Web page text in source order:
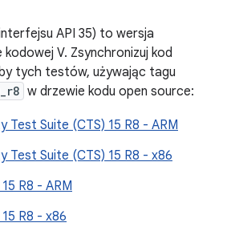
API 35) to wersja
V. Zsynchronizuj kod
tych testów, używając tagu
w drzewie kodu open source:
Test Suite (CTS) 15 R8 - ARM
Test Suite (CTS) 15 R8 - x86
R8 - ARM
R8 - x86